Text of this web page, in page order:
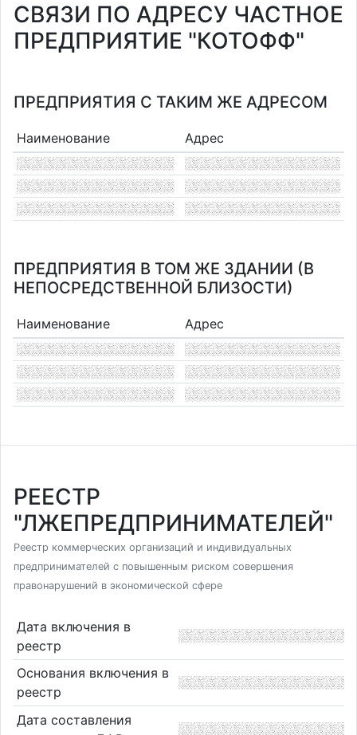
СВЯЗИ ПО АДРЕСУ ЧАСТНОЕ
ПРЕДПРИЯТИЕ "КОТОФФ"
ПРЕДПРИЯТИЯ С ТАКИМ ЖЕ АДРЕСОМ
Наименование Адрес
ПРЕДПРИЯТИЯ В ТОМ ЖЕ ЗДАНИИ (В
НЕПОСРЕДСТВЕННОЙ БЛИЗОСТИ)
Наименование Адрес
РЕЕСТР
"ЛЖЕПРЕДПРИНИМАТЕЛЕЙ"
Реестр коммерческих организаций и индивидуальных
предпринимателей с повышенным риском совершения
правонарушений в экономической сфере
Дата включения в
реестр
Основания включения в
реестр
Дата составления